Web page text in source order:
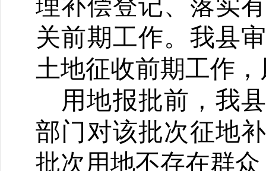
理补偿登记、落实
关前期工作。我县
土地征收前期工作
用地报批前，我
部门对该批次征地
批次用地不存在群